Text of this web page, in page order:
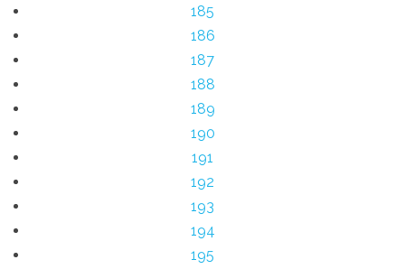
185
186
187
188
189
190
191
192
193
194
195